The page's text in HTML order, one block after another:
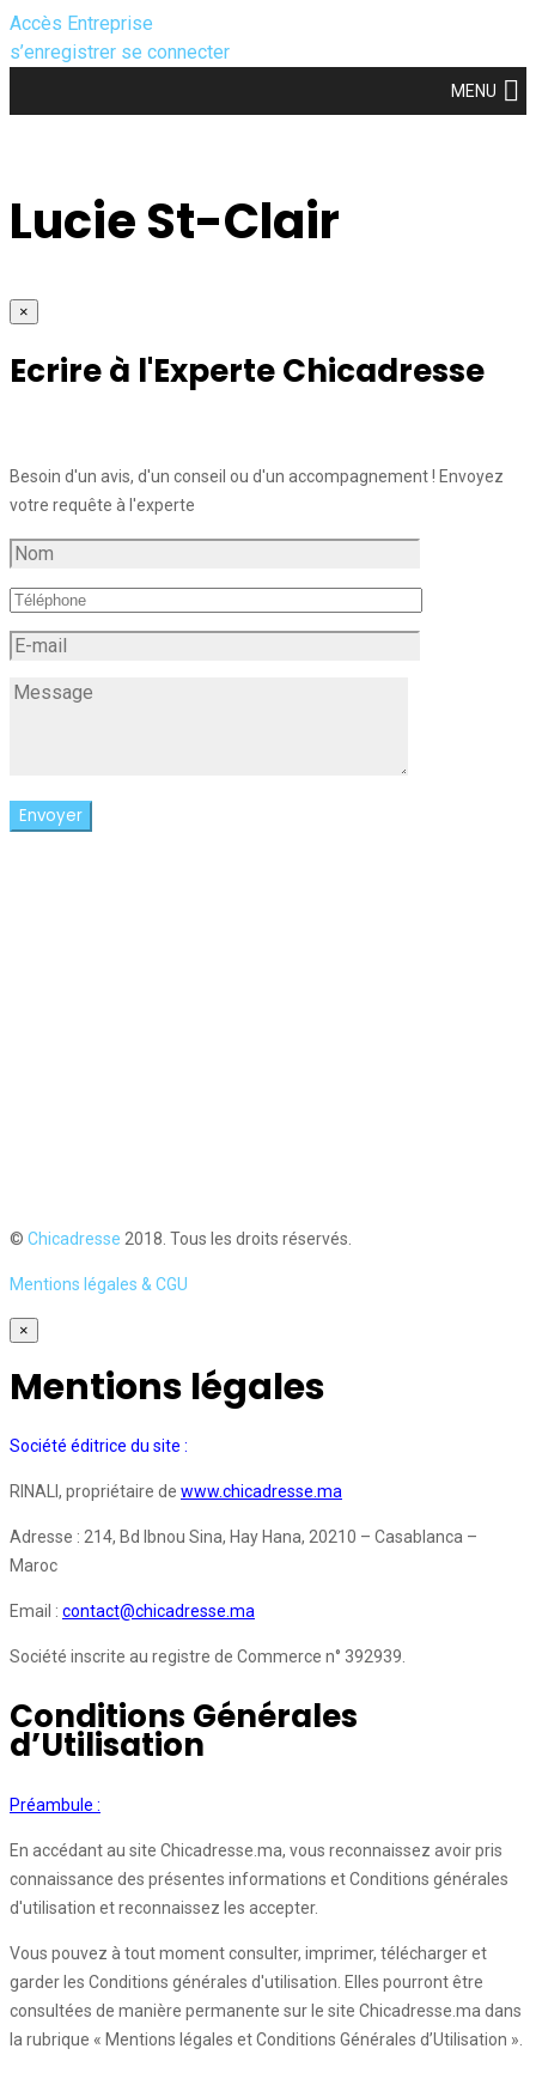
Accès Entreprise
s’enregistrer se connecter
MENU
Lucie St-Clair
×
Ecrire à l'Experte Chicadresse
Besoin d'un avis, d'un conseil ou d'un accompagnement ! Envoyez
votre requête à l'experte
© Chicadresse 2018. Tous les droits réservés.
Mentions légales & CGU
×
Mentions légales
Société éditrice du site :
RINALI, propriétaire de www.chicadresse.ma
Adresse : 214, Bd Ibnou Sina, Hay Hana, 20210 – Casablanca –
Maroc
Email : contact@chicadresse.ma
Société inscrite au registre de Commerce n° 392939.
Conditions Générales
d’Utilisation
Préambule :
En accédant au site Chicadresse.ma, vous reconnaissez avoir pris
connaissance des présentes informations et Conditions générales
d'utilisation et reconnaissez les accepter.
Vous pouvez à tout moment consulter, imprimer, télécharger et
garder les Conditions générales d'utilisation. Elles pourront être
consultées de manière permanente sur le site Chicadresse.ma dans
la rubrique « Mentions légales et Conditions Générales d’Utilisation ».